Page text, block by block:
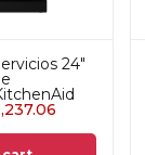
24"